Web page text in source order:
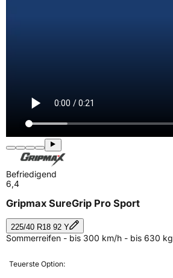
Befriedigend
6,4
Gripmax SureGrip Pro Sport
225/40 R18 92 Y
Sommerreifen - bis 300 km/h - bis 630 kg
Teuerste Option: